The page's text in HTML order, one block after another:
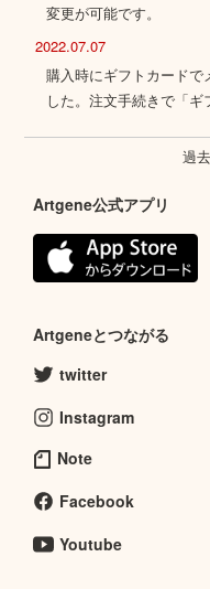
変更が可能です。
2022.07.07
購入時にギフトカードで
した。注文手続きで「ギ
過
Artgene公式アプリ
Artgeneとつながる
twitter
Instagram
Note
Facebook
Youtube